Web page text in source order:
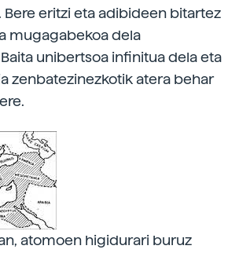
Bere eritzi eta adibideen bitartez
mugagabekoa dela
unibertsoa infinitua dela eta
zenbatezinezkotik atera behar
atomoen higidurari buruz